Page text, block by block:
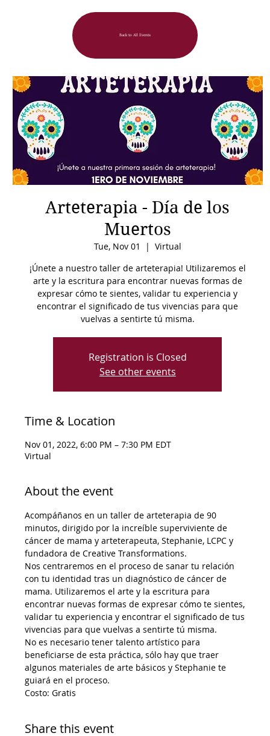
Back to All Events
Arteterapia - Día de los
Muertos
Tue, Nov 01
  |
Virtual
¡Únete a nuestro taller de arteterapia! Utilizaremos el
arte y la escritura para encontrar nuevas formas de
expresar cómo te sientes, validar tu experiencia y
encontrar el significado de tus vivencias para que
vuelvas a sentirte tú misma.
Registration is Closed
See other events
Time & Location
Nov 01, 2022, 6:00 PM – 7:30 PM EDT
Virtual
About the event
Acompáñanos en un taller de arteterapia de 90
minutos, dirigido por la increíble superviviente de
cáncer de mama y arteterapeuta, Stephanie, LCPC y
fundadora de Creative Transformations.
Nos centraremos en el proceso de sanar tu relación
con tu identidad tras un diagnóstico de cáncer de
mama. Utilizaremos el arte y la escritura para
encontrar nuevas formas de expresar cómo te sientes,
validar tu experiencia y encontrar el significado de tus
vivencias para que vuelvas a sentirte tú misma.
No es necesario tener talento artístico para
beneficiarse de esta práctica, sólo hay que traer
algunos materiales de arte básicos y Stephanie te
guiará en el proceso.
Costo: Gratis
Share this event